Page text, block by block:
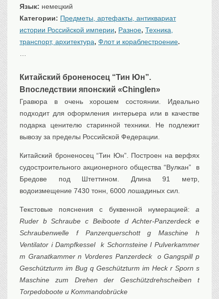
Охота
Рыбы, рыбалка
Техника, транспорт, архитектура
Транспорт
Букинистика
Медицина
Досуг
Язык: немецкий
Категории: Предметы, артефакты, антиквариат
истории Российской империи, Разное, Техника,
транспорт, архитектура, Флот и кораблестроение.
Китайский броненосец “Тин Юн”.
Впоследствии японский «Chinglen»
Гравюра в очень хорошем состоянии. Идеально
подходит для оформления интерьера или в качестве
подарка ценителю старинной техники. Не подлежит
вывозу за пределы Российской Федерации.
Китайский броненосец “Тин Юн”. Построен на верфях
судостроительного акционерного общества “Вулкан” в
Бредове под Штеттином. Длина 91 метр,
водоизмещение 7430 тонн, 6000 лошадиных сил.
Текстовые пояснения с буквенной нумерацией: a
Ruder b Schraube c Beiboote d Achter-Panzerdeck e
Schraubenwelle f Panzerquerschott g Maschine h
Ventilator i Dampfkessel k Schornsteine l Pulverkammer
m Granatkammer n Vorderes Panzerdeck o Gangspill p
Geschützturm im Bug q Geschützturm im Heck r Sporn s
Maschine zum Drehen der Geschützdrehscheiben t
Torpedoboote u Kommandobrücke